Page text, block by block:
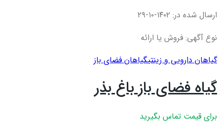
ارسال شده در: ۱۴۰۲-۱۰-۲۹
نوع آگهی: فروش یا ارائه
گیاهان دارویی و زینتیگیاهان فضای باز
گیاه فضای باز باغ بذر
برای قیمت تماس بگیرید